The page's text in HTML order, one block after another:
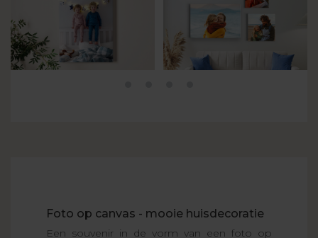
Foto op canvas - mooie huisdecoratie
Een souvenir in de vorm van een foto op